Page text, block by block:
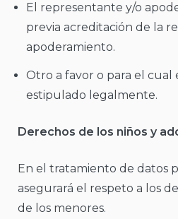
El representante y/o
previa acreditación de la
apoderamiento.
Otro a favor o para el
estipulado legalmente.
Derechos de los niños y
En el tratamiento de datos
asegurará el respeto a los
de los menores.